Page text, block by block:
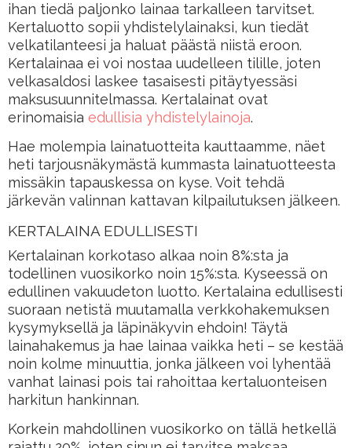
ihan tiedä paljonko lainaa tarkalleen tarvitset.
Kertaluotto sopii yhdistelylainaksi, kun tiedät
velkatilanteesi ja haluat päästä niistä eroon.
Kertalainaa ei voi nostaa uudelleen tilille, joten
velkasaldosi laskee tasaisesti pitäytyessäsi
maksusuunnitelmassa. Kertalainat ovat
erinomaisia edullisia yhdistelylainoja.
Hae molempia lainatuotteita kauttaamme, näet
heti tarjousnäkymästä kummasta lainatuotteesta
missäkin tapauskessa on kyse. Voit tehdä
järkevän valinnan kattavan kilpailutuksen jälkeen.
KERTALAINA EDULLISESTI
Kertalainan korkotaso alkaa noin 8%:sta ja
todellinen vuosikorko noin 15%:sta. Kyseessä on
edullinen vakuudeton luotto. Kertalaina edullisesti
suoraan netistä muutamalla verkkohakemuksen
kysymyksellä ja läpinäkyvin ehdoin! Täytä
lainahakemus ja hae lainaa vaikka heti – se kestää
noin kolme minuuttia, jonka jälkeen voi lyhentää
vanhat lainasi pois tai rahoittaa kertaluonteisen
harkitun hankinnan.
Korkein mahdollinen vuosikorko on tällä hetkellä